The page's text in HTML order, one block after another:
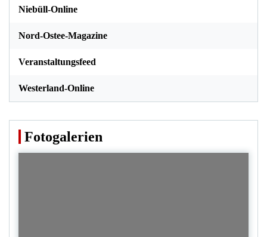
Niebüll-Online
Nord-Ostee-Magazine
Veranstaltungsfeed
Westerland-Online
Fotogalerien